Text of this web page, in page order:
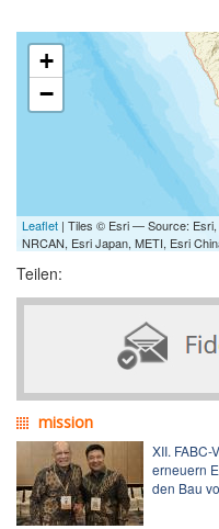
+
−
Leaflet | Tiles © Esri — Source: Esri,
NRCAN, Esri Japan, METI, Esri
Teilen:
mission
XII. FABC-
erneuern
den Bau